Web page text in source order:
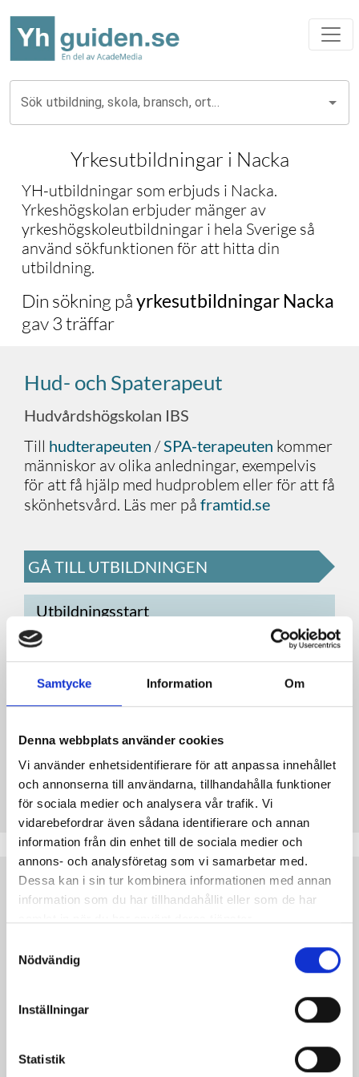
Samtycke Information Om
Denna webbplats använder cookies
Vi använder enhetsidentifierare för att anpassa innehållet
och annonserna till användarna, tillhandahålla funktioner
för sociala medier och analysera vår trafik. Vi
vidarebefordrar även sådana identifierare och annan
information från din enhet till de sociala medier och
annons- och analysföretag som vi samarbetar med.
Dessa kan i sin tur kombinera informationen med annan
information som du har tillhandahållit eller som de har
Nödvändig
Inställningar
Statistik
Sök utbildning, skola, bransch, ort...
Yrkesutbildningar i Nacka
YH-utbildningar som erbjuds i Nacka.
Yrkeshögskolan erbjuder mänger av
yrkeshögskoleutbildningar i hela Sverige så
använd sökfunktionen för att hitta din
utbildning.
Din sökning påyrkesutbildningar Nacka
gav3träffar
Hud- och Spaterapeut
Hudvårdshögskolan IBS
Till hudterapeuten /SPA-terapeuten kommer
människor av olika anledningar, exempelvis
för att få hjälp med hudproblem eller för att få
skönhetsvård. Läs mer på framtid.se
GÅ TILL UTBILDNINGEN
Utbildningsstart
Höstterminen 2026
Utbildningsslut
Höstterminen 2027
Ansökan är stängd
Kontakta skolan vid intresse
Hud- och Spaterapeut - distans
Hudvårdshögskolan IBS
Tillhudterapeuten
kommer
människor av olika anledningar, exempelvis
för att få hjälp med hudproblem eller för att få
skönhetsvård. Läs mer på